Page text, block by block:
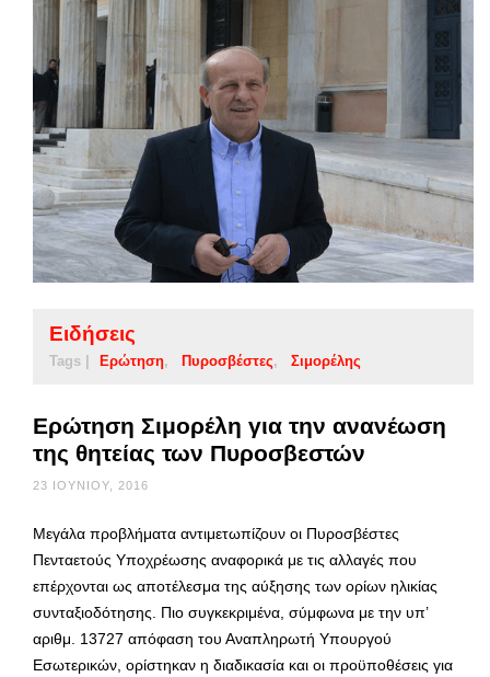
Ειδήσεις
Tags | Ερώτηση Πυροσβέστες Σιμορέλης
Ερώτηση Σιμορέλη για την ανανέωση
της θητείας των Πυροσβεστών
23 ΙΟΥΝΊΟΥ, 2016
Μεγάλα προβλήματα αντιμετωπίζουν οι Πυροσβέστες
Πενταετούς Υποχρέωσης αναφορικά με τις αλλαγές που
επέρχονται ως αποτέλεσμα της αύξησης των ορίων ηλικίας
συνταξιοδότησης. Πιο συγκεκριμένα, σύμφωνα με την υπ’
αριθμ. 13727 απόφαση του Αναπληρωτή Υπουργού
Εσωτερικών, ορίστηκαν η διαδικασία και οι προϋποθέσεις για